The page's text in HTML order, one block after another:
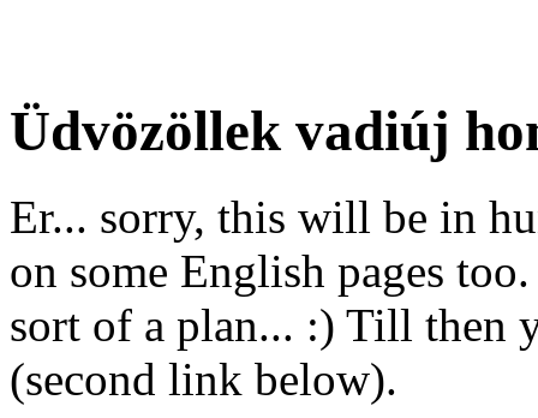
Üdvözöllek vadiúj
Er... sorry, this will be in
on some English pages
sort of a plan... :) Till then
(second link below).